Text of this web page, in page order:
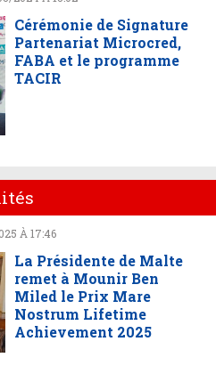
Cérémonie de Signature
Partenariat Microcred,
FABA et le programme
TACIR
À 17:46
La Présidente de Malte
remet à Mounir Ben
Miled le Prix Mare
Nostrum Lifetime
Achievement 2025